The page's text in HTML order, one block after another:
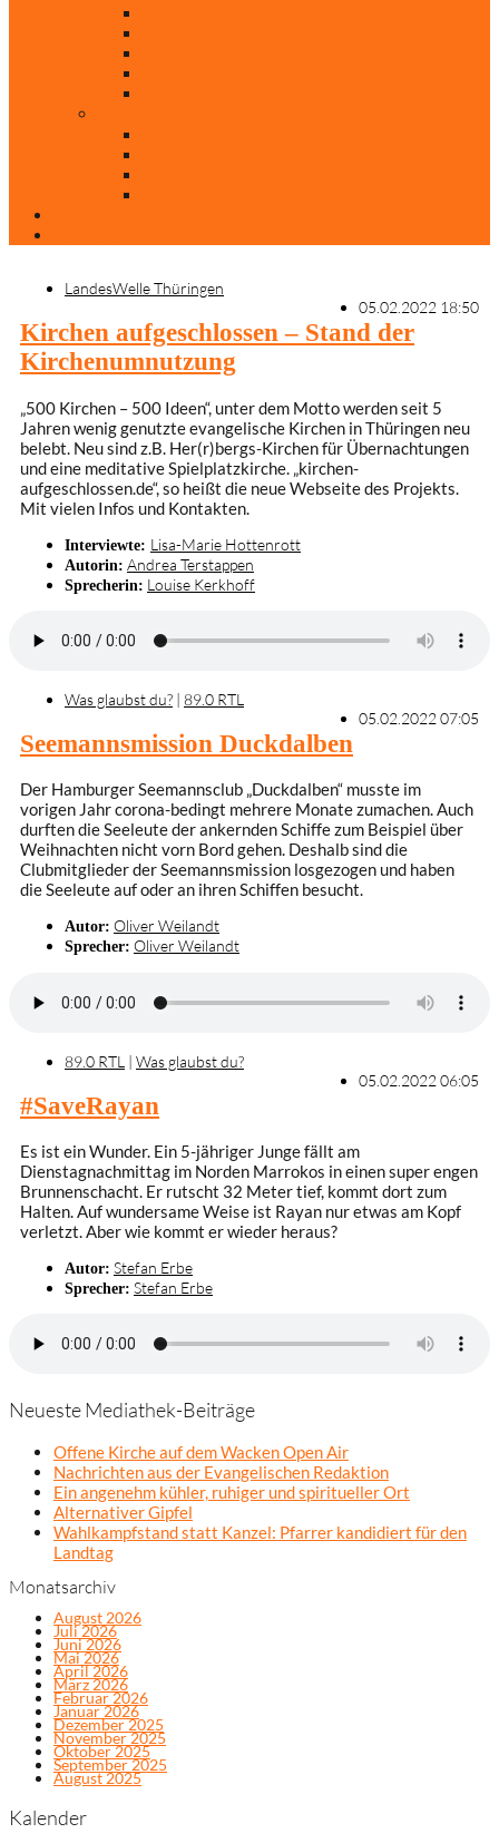
LandesWelle Thüringen
05.02.2022 18:50
Kirchen aufgeschlossen – Stand der
Kirchenumnutzung
„500 Kirchen – 500 Ideen“, unter dem Motto werden seit 5
Jahren wenig genutzte evangelische Kirchen in Thüringen neu
belebt. Neu sind z.B. Her(r)bergs-Kirchen für Übernachtungen
und eine meditative Spielplatzkirche. „kirchen-
aufgeschlossen.de“, so heißt die neue Webseite des Projekts.
Mit vielen Infos und Kontakten.
Interviewte: Lisa-Marie Hottenrott
Autorin: Andrea Terstappen
Sprecherin: Louise Kerkhoff
Was glaubst du? | 89.0 RTL
05.02.2022 07:05
Seemannsmission Duckdalben
Der Hamburger Seemannsclub „Duckdalben“ musste im
vorigen Jahr corona-bedingt mehrere Monate zumachen. Auch
durften die Seeleute der ankernden Schiffe zum Beispiel über
Weihnachten nicht vorn Bord gehen. Deshalb sind die
Clubmitglieder der Seemannsmission losgezogen und haben
die Seeleute auf oder an ihren Schiffen besucht.
Autor: Oliver Weilandt
Sprecher: Oliver Weilandt
89.0 RTL | Was glaubst du?
05.02.2022 06:05
#SaveRayan
Es ist ein Wunder. Ein 5-jähriger Junge fällt am
Dienstagnachmittag im Norden Marrokos in einen super engen
Brunnenschacht. Er rutscht 32 Meter tief, kommt dort zum
Halten. Auf wundersame Weise ist Rayan nur etwas am Kopf
verletzt. Aber wie kommt er wieder heraus?
Autor: Stefan Erbe
Sprecher: Stefan Erbe
Neueste Mediathek-Beiträge
Offene Kirche auf dem Wacken Open Air
Nachrichten aus der Evangelischen Redaktion
Ein angenehm kühler, ruhiger und spiritueller Ort
Alternativer Gipfel
Wahlkampfstand statt Kanzel: Pfarrer kandidiert für den
Landtag
Monatsarchiv
August 2026
Juli 2026
Juni 2026
Mai 2026
April 2026
März 2026
Februar 2026
Januar 2026
Dezember 2025
November 2025
Oktober 2025
September 2025
August 2025
Kalender